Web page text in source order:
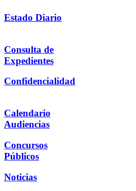
Estado Diario
Consulta de
Expedientes
Confidencialidad
Calendario
Audiencias
Concursos
Públicos
Noticias